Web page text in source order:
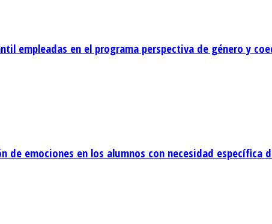
empleadas en el programa perspectiva de género y
de emociones en los alumnos con necesidad específica